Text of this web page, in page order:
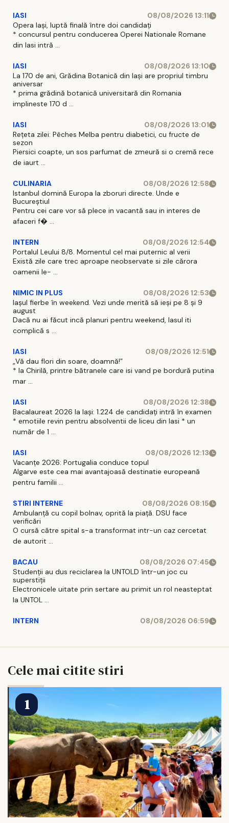
IASI
08/08/2026 13:11
Opera Iași, luptă finală între doi candidați
* concursul pentru conducerea Operei Nationale Romane
din Iasi intră ...
IASI
08/08/2026 13:10
La 170 de ani, Grădina Botanică din Iași are propriul timbru
aniversar
* prima grădină botanică universitară din Romania
implineste 170 d ...
IASI
08/08/2026 13:01
Rețeta zilei: Pêches Melba pentru diabetici, cu fructe de
sezon
Piersici coapte, un sos parfumat de zmeură si o cremă rece
de iaurt ...
CULINARIA
08/08/2026 12:58
Istanbul domină Europa la zboruri directe. Unde e
Bucureștiul
Pentru cei care vor să plece in vacantă sau in interes de
afaceri f� ...
INTERN
08/08/2026 12:54
Portalul Leului 8/8. Momentul cel mai puternic al verii
Există zile care trec aproape neobservate si zile cărora
oamenii le- ...
NIMIC IN PLUS
08/08/2026 12:53
Iașul fierbe în weekend. Vezi unde merită să ieși pe 8 și 9
august
Dacă nu ai făcut incă planuri pentru weekend, Iasul iti
complică s ...
IASI
08/08/2026 12:51
„Vă dau flori din soare, doamnă!”
* la Chirilă, printre bătranele care isi vand pe bordură putina
mar ...
IASI
08/08/2026 12:38
Bacalaureat 2026 la Iași: 1.224 de candidați intră în examen
* emotiile revin pentru absolventii de liceu din Iasi * un
număr de 1 ...
IASI
08/08/2026 12:13
Vacanțe 2026: Portugalia conduce topul
Algarve este cea mai avantajoasă destinatie europeană
pentru familii ...
STIRI INTERNE
08/08/2026 08:15
Ambulanță cu copil bolnav, oprită la piață. DSU face
verificări
O cursă către spital s-a transformat intr-un caz cercetat
de autorit ...
BACAU
08/08/2026 07:45
Studenții au dus reciclarea la UNTOLD într-un joc cu
superstiții
Electronicele uitate prin sertare au primit un rol neasteptat
la UNTOL ...
INTERN 08/08/2026 06:59
Cele mai citite stiri